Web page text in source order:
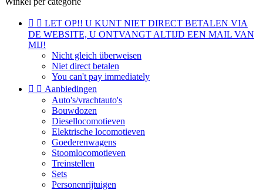
  LET OP!! U KUNT NIET DIRECT BETALEN VIA
DE WEBSITE, U ONTVANGT ALTIJD EEN MAIL VAN
MIJ!
Nicht gleich überweisen
Niet direct betalen
You can't pay immediately
  Aanbiedingen
Auto's/vrachtauto's
Bouwdozen
Diesellocomotieven
Elektrische locomotieven
Goederenwagens
Stoomlocomotieven
Treinstellen
Sets
Personenrijtuigen